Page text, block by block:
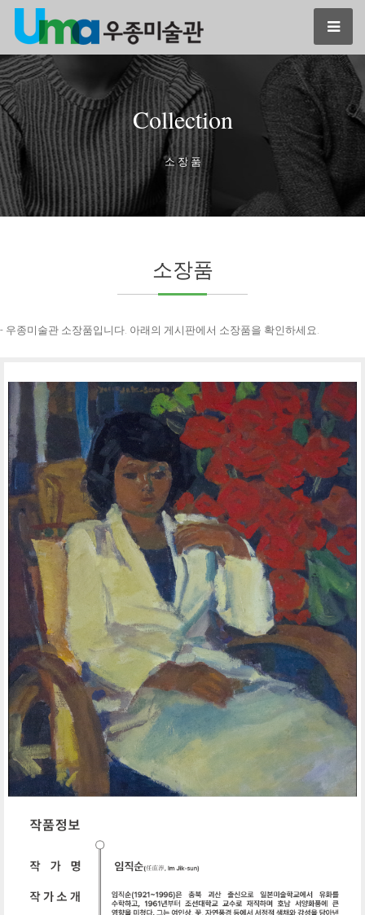
Collection
소 장 품
소장품
- 우종미술관 소장품입니다. 아래의 게시판에서 소장품을 확인하세요.